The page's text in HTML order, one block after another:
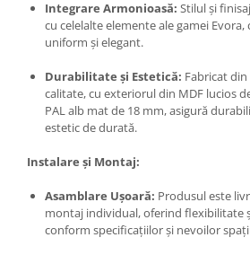
Integrare Armonioasă: Stilul și
cu celelalte elemente ale gamei
uniform și elegant.
Durabilitate și Estetică: Fabricat
calitate, cu exteriorul din MDF lucios
PAL alb mat de 18 mm, asigură
estetic de durată.
Instalare și Montaj:
Asamblare Ușoară: Produsul este
montaj individual, oferind flexibilitate
conform specificațiilor și nevoilor